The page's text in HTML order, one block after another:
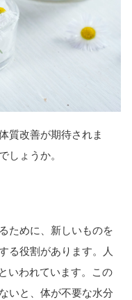
質改善が期待されま
しょうか。
ために、新しいものを
る役割があります。人
いわれています。この
いと、体が不要な水分